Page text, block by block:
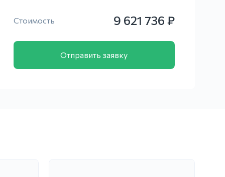
Стоимость 9 621 736 ₽
Отправить заявку